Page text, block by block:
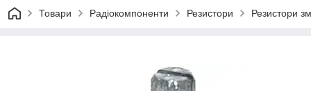
Товари Радіокомпоненти Резистори Резистори